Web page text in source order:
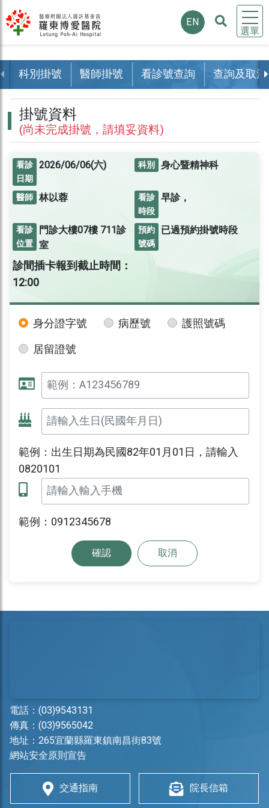
選單
EN
科別掛號 醫師掛號 看診號查詢 查詢及取消
掛號資料
(尚未完成掛號，請填妥資料)
看診
日期
2026/06/06(六) 科別 身心暨精神科
醫師 林以蓉
看診
時段
早診，
看診
位置
門診大樓07樓 711診
室
預約
號碼
已過預約掛號時段
診間插卡報到截止時間：
12:00
身分證字號 病歷號
護照號碼
居留證號
範例：出生日期為民國82年01月01日，請輸入
0820101
範例：0912345678
確認 取消
電話： (03)9543131
傳真：(03)9565042
地址： 265宜蘭縣羅東鎮南昌街83號
網站安全原則宣告
交通指南 院長信箱